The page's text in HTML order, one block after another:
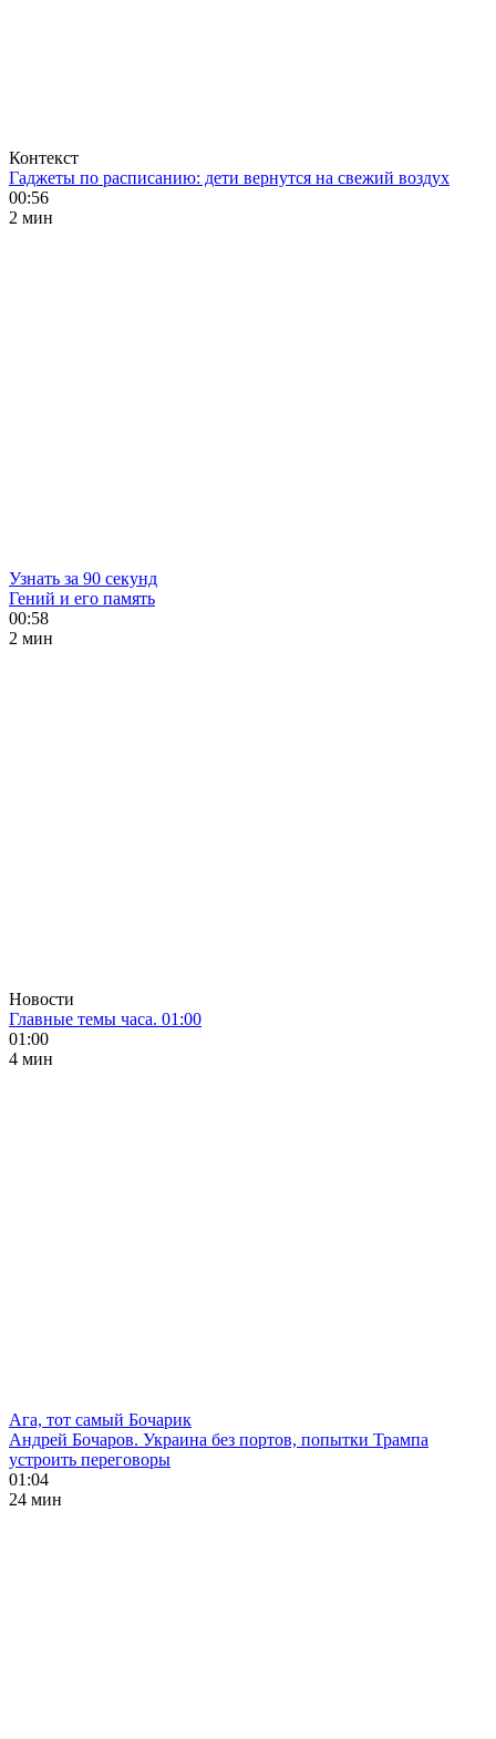
Контекст
Гаджеты по расписанию: дети вернутся на свежий воздух
00:56
2 мин
Узнать за 90 секунд
Гений и его память
00:58
2 мин
Новости
Главные темы часа. 01:00
01:00
4 мин
Ага, тот самый Бочарик
Андрей Бочаров. Украина без портов, попытки Трампа
устроить переговоры
01:04
24 мин